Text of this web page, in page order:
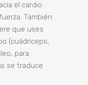
el cardio
También
que uses
(cuádriceps,
para
se traduce